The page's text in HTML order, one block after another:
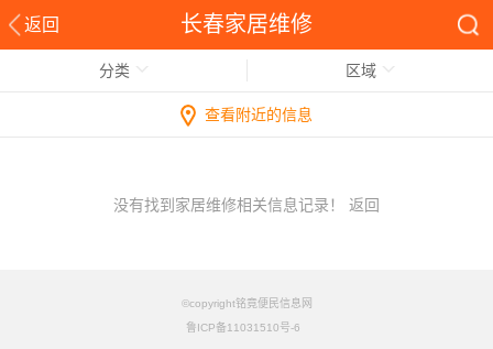
返回 长春家居维修
分类 区域
查看附近的信息
没有找到家居维修相关信息记录！ 返回
©copyright铭竟便民信息网
鲁ICP备11031510号-6